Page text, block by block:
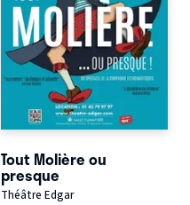
Tout Molière ou
presque
Théâtre Edgar